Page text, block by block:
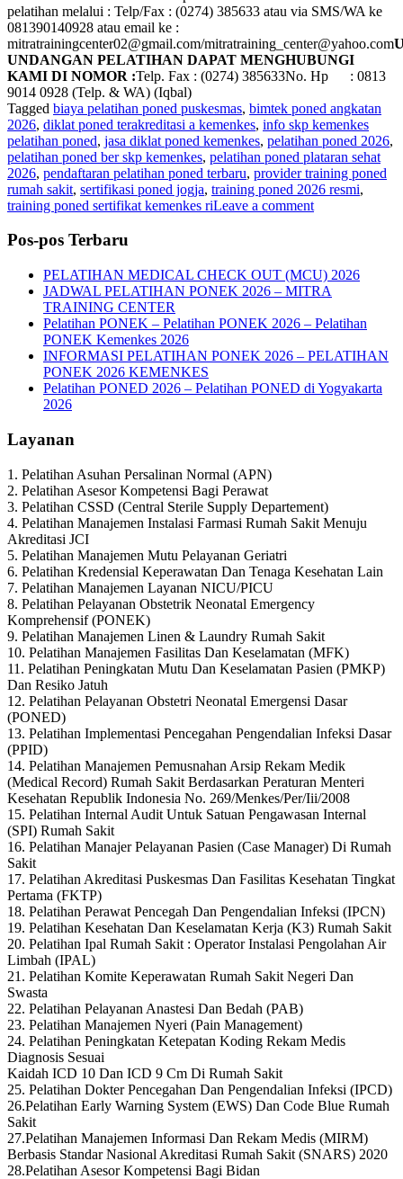
pelatihan melalui : Telp/Fax : (0274) 385633 atau via SMS/WA ke
081390140928 atau email ke :
mitratrainingcenter02@gmail.com/mitratraining_center@yahoo.com
UNDANGAN PELATIHAN DAPAT MENGHUBUNGI
KAMI DI NOMOR :Telp. Fax : (0274) 385633No. Hp : 0813
9014 0928 (Telp. & WA) (Iqbal)
Tagged biaya pelatihan poned puskesmas, bimtek poned angkatan
2026, diklat poned terakreditasi a kemenkes, info skp kemenkes
pelatihan poned, jasa diklat poned kemenkes, pelatihan poned 2026,
pelatihan poned ber skp kemenkes, pelatihan poned plataran sehat
2026, pendaftaran pelatihan poned terbaru, provider training poned
rumah sakit, sertifikasi poned jogja, training poned 2026 resmi,
training poned sertifikat kemenkes riLeave a comment
Pos-pos Terbaru
PELATIHAN MEDICAL CHECK OUT (MCU) 2026
JADWAL PELATIHAN PONEK 2026 – MITRA
TRAINING CENTER
Pelatihan PONEK – Pelatihan PONEK 2026 – Pelatihan
PONEK Kemenkes 2026
INFORMASI PELATIHAN PONEK 2026 – PELATIHAN
PONEK 2026 KEMENKES
Pelatihan PONED 2026 – Pelatihan PONED di Yogyakarta
2026
Layanan
1. Pelatihan Asuhan Persalinan Normal (APN)
2. Pelatihan Asesor Kompetensi Bagi Perawat
3. Pelatihan CSSD (Central Sterile Supply Departement)
4. Pelatihan Manajemen Instalasi Farmasi Rumah Sakit Menuju
Akreditasi JCI
5. Pelatihan Manajemen Mutu Pelayanan Geriatri
6. Pelatihan Kredensial Keperawatan Dan Tenaga Kesehatan Lain
7. Pelatihan Manajemen Layanan NICU/PICU
8. Pelatihan Pelayanan Obstetrik Neonatal Emergency
Komprehensif (PONEK)
9. Pelatihan Manajemen Linen & Laundry Rumah Sakit
10. Pelatihan Manajemen Fasilitas Dan Keselamatan (MFK)
11. Pelatihan Peningkatan Mutu Dan Keselamatan Pasien (PMKP)
Dan Resiko Jatuh
12. Pelatihan Pelayanan Obstetri Neonatal Emergensi Dasar
(PONED)
13. Pelatihan Implementasi Pencegahan Pengendalian Infeksi Dasar
(PPID)
14. Pelatihan Manajemen Pemusnahan Arsip Rekam Medik
(Medical Record) Rumah Sakit Berdasarkan Peraturan Menteri
Kesehatan Republik Indonesia No. 269/Menkes/Per/Iii/2008
15. Pelatihan Internal Audit Untuk Satuan Pengawasan Internal
(SPI) Rumah Sakit
16. Pelatihan Manajer Pelayanan Pasien (Case Manager) Di Rumah
Sakit
17. Pelatihan Akreditasi Puskesmas Dan Fasilitas Kesehatan Tingkat
Pertama (FKTP)
18. Pelatihan Perawat Pencegah Dan Pengendalian Infeksi (IPCN)
19. Pelatihan Kesehatan Dan Keselamatan Kerja (K3) Rumah Sakit
20. Pelatihan Ipal Rumah Sakit : Operator Instalasi Pengolahan Air
Limbah (IPAL)
21. Pelatihan Komite Keperawatan Rumah Sakit Negeri Dan
Swasta
22. Pelatihan Pelayanan Anastesi Dan Bedah (PAB)
23. Pelatihan Manajemen Nyeri (Pain Management)
24. Pelatihan Peningkatan Ketepatan Koding Rekam Medis
Diagnosis Sesuai
Kaidah ICD 10 Dan ICD 9 Cm Di Rumah Sakit
25. Pelatihan Dokter Pencegahan Dan Pengendalian Infeksi (IPCD)
26.Pelatihan Early Warning System (EWS) Dan Code Blue Rumah
Sakit
27.Pelatihan Manajemen Informasi Dan Rekam Medis (MIRM)
Berbasis Standar Nasional Akreditasi Rumah Sakit (SNARS) 2020
28.Pelatihan Asesor Kompetensi Bagi Bidan